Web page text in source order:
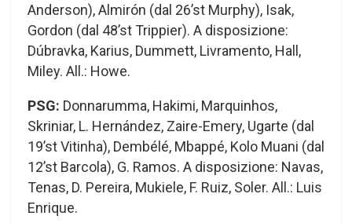
Anderson), Almirón (dal 26’st Murphy), Isak,
Gordon (dal 48’st Trippier). A disposizione:
Dúbravka, Karius, Dummett, Livramento, Hall,
Miley. All.: Howe.
PSG: Donnarumma, Hakimi, Marquinhos,
Skriniar, L. Hernández, Zaire-Emery, Ugarte (dal
19’st Vitinha), Dembélé, Mbappé, Kolo Muani (dal
12’st Barcola), G. Ramos. A disposizione: Navas,
Tenas, D. Pereira, Mukiele, F. Ruiz, Soler. All.: Luis
Enrique.